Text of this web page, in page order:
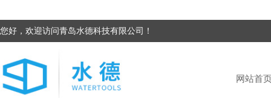
您好，欢迎访问青岛水德科技有限公司！
网站首